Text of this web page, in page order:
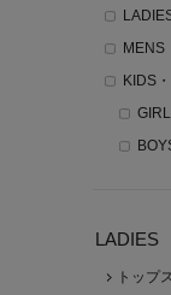
MENS
KIDS
LADIES
トップ